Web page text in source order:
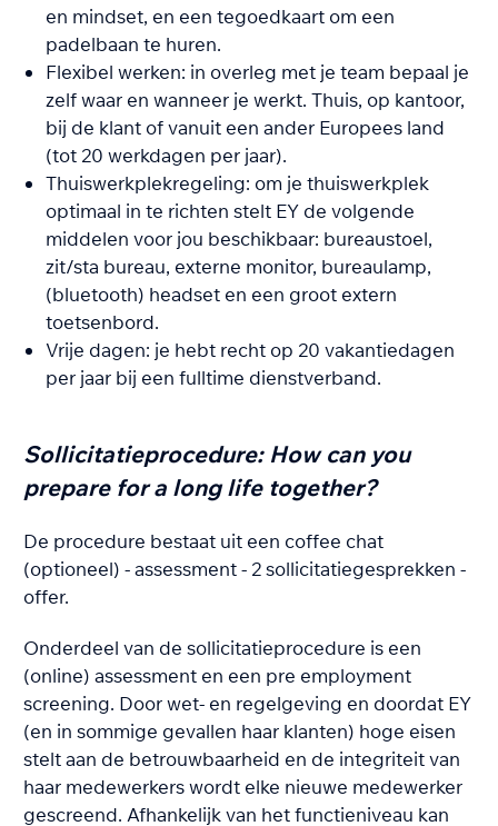
en mindset, en een tegoedkaart om een
padelbaan te huren.
Flexibel werken: in overleg met je team bepaal je
zelf waar en wanneer je werkt. Thuis, op kantoor,
bij de klant of vanuit een ander Europees land
(tot 20 werkdagen per jaar).
Thuiswerkplekregeling: om je thuiswerkplek
optimaal in te richten stelt EY de volgende
middelen voor jou beschikbaar: bureaustoel,
zit/sta bureau, externe monitor, bureaulamp,
(bluetooth) headset en een groot extern
toetsenbord.
Vrije dagen: je hebt recht op 20 vakantiedagen
per jaar bij een fulltime dienstverband.
Sollicitatieprocedure: How can you
prepare for a long life together?
De procedure bestaat uit een coffee chat
(optioneel) - assessment - 2 sollicitatiegesprekken -
offer.
Onderdeel van de sollicitatieprocedure is een
(online) assessment en een pre employment
screening. Door wet- en regelgeving en doordat EY
(en in sommige gevallen haar klanten) hoge eisen
stelt aan de betrouwbaarheid en de integriteit van
haar medewerkers wordt elke nieuwe medewerker
gescreend. Afhankelijk van het functieniveau kan